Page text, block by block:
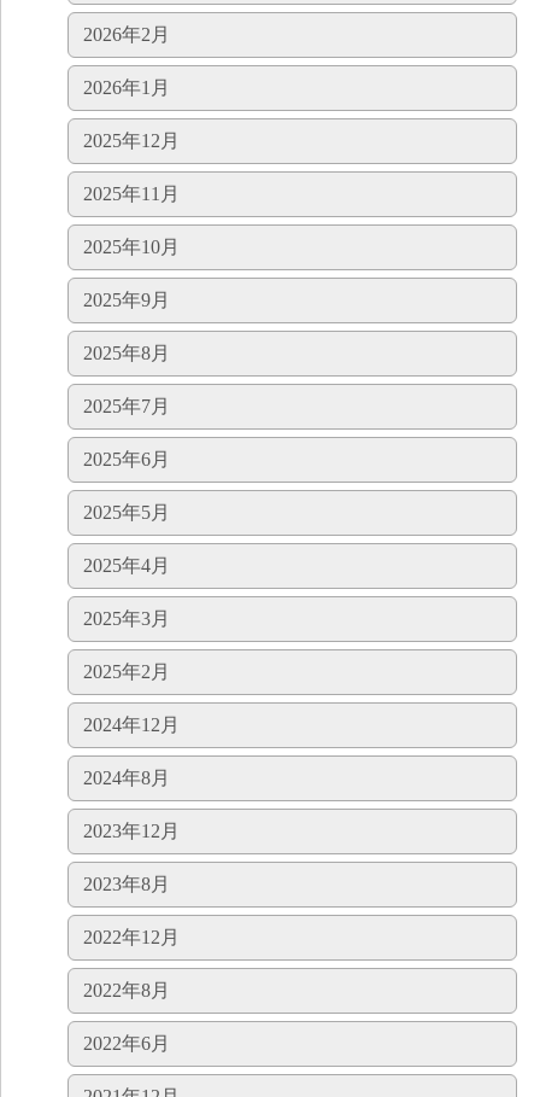
2026年2月
2026年1月
2025年12月
2025年11月
2025年10月
2025年9月
2025年8月
2025年7月
2025年6月
2025年5月
2025年4月
2025年3月
2025年2月
2024年12月
2024年8月
2023年12月
2023年8月
2022年12月
2022年8月
2022年6月